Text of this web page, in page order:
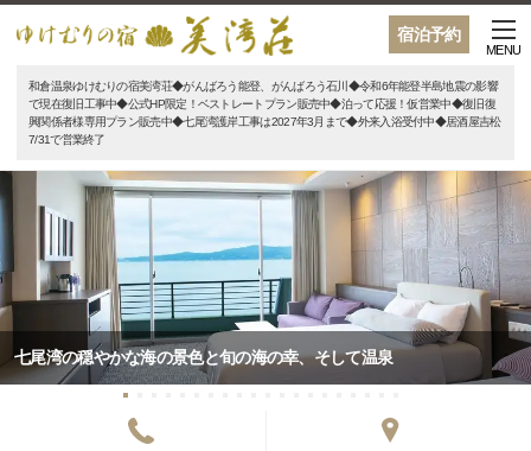
宿泊予約
MENU
和倉温泉ゆけむりの宿美湾荘◆がんばろう能登、がんばろう石川◆令和6年能登半島地震の影響
で現在復旧工事中◆公式HP限定！ベストレートプラン販売中◆泊って応援！仮営業中◆復旧復
興関係者様専用プラン販売中◆七尾湾護岸工事は2027年3月まで◆外来入浴受付中◆居酒屋吉松
7/31で営業終了
七尾湾の穏やかな海の景色と旬の海の幸、そして温泉